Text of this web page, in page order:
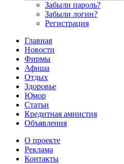
Забыли пароль?
Забыли логин?
Регистрация
Главная
Новости
Фирмы
Афиша
Отдых
Здоровье
Юмор
Статьи
Кредитная амнистия
Объявления
О проекте
Реклама
Контакты